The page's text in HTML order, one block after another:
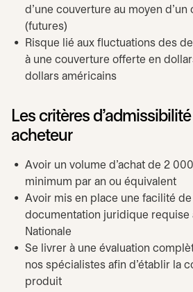
d’une couverture au moyen d’un
(futures)
Risque lié aux fluctuations des
à une couverture offerte en
dollars américains
Les critères
acheteur
Avoir un volume d’achat de 2
minimum par an ou équivalent
Avoir mis en place une facilité
documentation juridique requise
Nationale
Se livrer à une évaluation
nos spécialistes afin d’établir la
produit